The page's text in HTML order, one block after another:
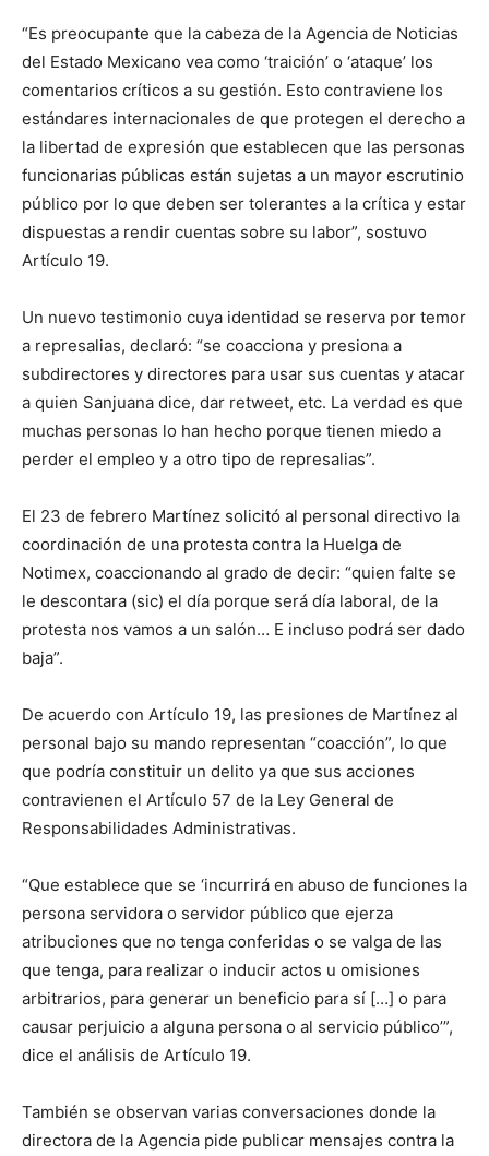
“Es preocupante que la cabeza de la Agencia de Noticias
del Estado Mexicano vea como ‘traición’ o ‘ataque’ los
comentarios críticos a su gestión. Esto contraviene los
estándares internacionales de que protegen el derecho a
la libertad de expresión que establecen que las personas
funcionarias públicas están sujetas a un mayor escrutinio
público por lo que deben ser tolerantes a la crítica y estar
dispuestas a rendir cuentas sobre su labor”, sostuvo
Artículo 19.
Un nuevo testimonio cuya identidad se reserva por temor
a represalias, declaró: “se coacciona y presiona a
subdirectores y directores para usar sus cuentas y atacar
a quien Sanjuana dice, dar retweet, etc. La verdad es que
muchas personas lo han hecho porque tienen miedo a
perder el empleo y a otro tipo de represalias”.
El 23 de febrero Martínez solicitó al personal directivo la
coordinación de una protesta contra la Huelga de
Notimex, coaccionando al grado de decir: “quien falte se
le descontara (sic) el día porque será día laboral, de la
protesta nos vamos a un salón… E incluso podrá ser dado
baja”.
De acuerdo con Artículo 19, las presiones de Martínez al
personal bajo su mando representan “coacción”, lo que
que podría constituir un delito ya que sus acciones
contravienen el Artículo 57 de la Ley General de
Responsabilidades Administrativas.
“Que establece que se ‘incurrirá en abuso de funciones la
persona servidora o servidor público que ejerza
atribuciones que no tenga conferidas o se valga de las
que tenga, para realizar o inducir actos u omisiones
arbitrarios, para generar un beneficio para sí […] o para
causar perjuicio a alguna persona o al servicio público’”,
dice el análisis de Artículo 19.
También se observan varias conversaciones donde la
directora de la Agencia pide publicar mensajes contra la